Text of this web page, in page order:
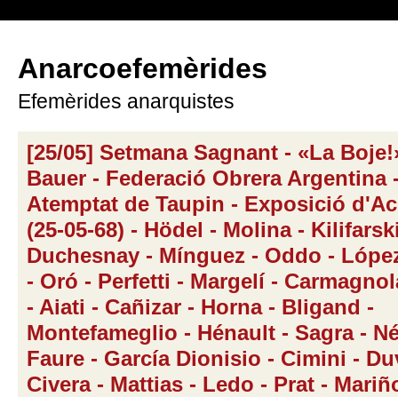
Anarcoefemèrides
Efemèrides anarquistes
[25/05] Setmana Sagnant - «La
Bauer - Federació Obrera Argentina
Atemptat de Taupin - Exposició
(25-05-68) - Hödel - Molina -
Duchesnay - Mínguez - Oddo -
- Oró - Perfetti - Margelí -
- Aiati - Cañizar - Horna - Bligand -
Montefameglio - Hénault - Sagra -
Faure - García Dionisio - Cimini -
Civera - Mattias - Ledo - Prat -